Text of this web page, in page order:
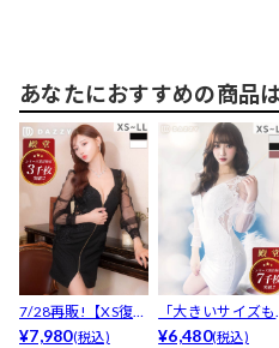
あなたにおすすめの商品
7/28再販!【XS復
活】【累計380...
¥7,980(税込)
「大きいサイズも
安い!」と大好評★
¥6,480(税込)